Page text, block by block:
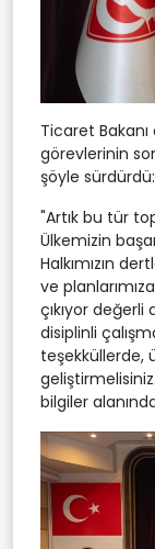
Ticaret
görevlerinin
şöyle sürdürdü:
"Artık bu tür
Ülkemizin
Halkımızın
ve
çıkıyor değerli
disiplinli
teşekküllerde,
bilgiler